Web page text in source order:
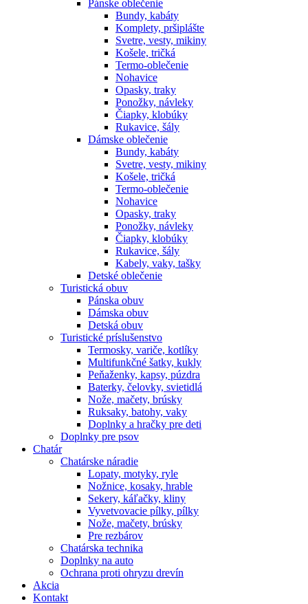
Pánske oblečenie
Bundy, kabáty
Komplety, pršiplášte
Svetre, vesty, mikiny
Košele, tričká
Termo-oblečenie
Nohavice
Opasky, traky
Ponožky, návleky
Čiapky, klobúky
Rukavice, šály
Dámske oblečenie
Bundy, kabáty
Svetre, vesty, mikiny
Košele, tričká
Termo-oblečenie
Nohavice
Opasky, traky
Ponožky, návleky
Čiapky, klobúky
Rukavice, šály
Kabely, vaky, tašky
Detské oblečenie
Turistická obuv
Pánska obuv
Dámska obuv
Detská obuv
Turistické príslušenstvo
Termosky, variče, kotlíky
Multifunkčné šatky, kukly
Peňaženky, kapsy, púzdra
Baterky, čelovky, svietidlá
Nože, mačety, brúsky
Ruksaky, batohy, vaky
Doplnky a hračky pre deti
Doplnky pre psov
Chatár
Chatárske náradie
Lopaty, motyky, ryle
Nožnice, kosaky, hrable
Sekery, káľačky, kliny
Vyvetvovacie pílky, pílky
Nože, mačety, brúsky
Pre rezbárov
Chatárska technika
Doplnky na auto
Ochrana proti ohryzu drevín
Akcia
Kontakt